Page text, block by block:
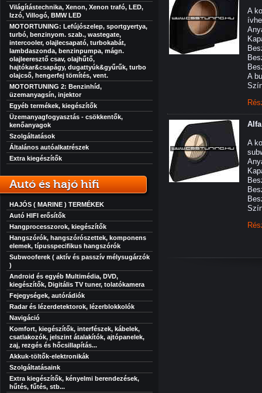
Világítástechnika, Xenon, Xenon trafó, LED,
Izzó, Villogó, BMW LED
MOTORTUNING: Lefújószelep, sportgyertya,
turbó, benzinyom. szab., wastegate,
intercooler, olajlecsapató, turbokabát,
lambdaszonda, benzinpumpa, mágn.
olajleeresztő csav, olajhűtő,
hajtókar&csapágy, dugattyúk&gyűrűk, turbo
olajcső, hengerfej tömítés, vent.
MOTORTUNING 2: Benzinhíd,
üzemanyagsín, injektor
Egyéb termékek, kiegészítők
Üzemanyagfogyasztás - csökkentők,
kenőanyagok
Szolgáltatások
Általános autóalkatrészek
Extra kiegészítők
Autó és hajó hifi
HAJÓS ( MARINE ) TERMÉKEK
Autó HIFI erősítők
Hangprocesszorok, kiegészítők
Hangszórók, hangszórószettek, komponens
elemek, típusspecifikus hangszórók
Subwooferek ( aktív és passzív mélysugárzók
)
Android és egyéb Multimédia, DVD,
kiegészítők, Digitális TV tuner, tolatókamera
Fejegységek, autórádiók
Radar és lézerdetektorok, lézerblokkolók
Navigáció
Komfort, kiegészítők, interfészek, kábelek,
csatlakozók, jelszint átalakítók, ajtópanelek,
zaj, rezgés és hőcsillapítás...
Akkuk-töltők-elektronikák
Szolgáltatásaink
Extra kiegészítők, kényelmi berendezések,
hűtés, fűtés, stb...
A
A
A